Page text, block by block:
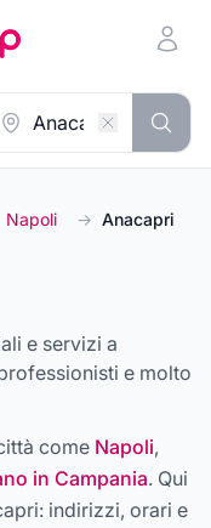
Napoli → Anacapri
e servizi a
e molto
come Napoli,
in Campania. Qui
: indirizzi, orari e